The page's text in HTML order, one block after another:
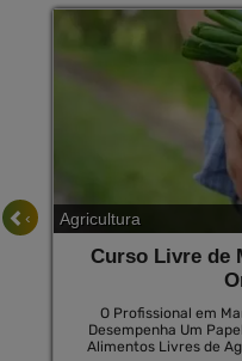
Agricultura
Curso Livre de
O Profissional em
Desempenha Um
Alimentos Livres de
‹